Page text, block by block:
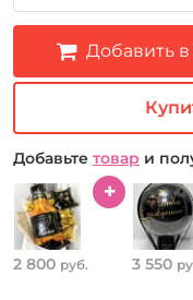
Добавить
Добавьте товар и
2 800 руб. 3 550